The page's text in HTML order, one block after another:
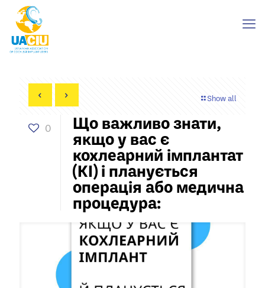
Show all
0 Що важливо знати,
якщо у вас є
кохлеарний імплантат
(КІ) і планується
операція або медична
процедура: